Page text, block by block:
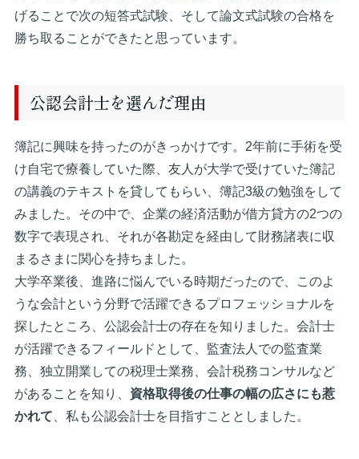
げることで次の短答式試験、そして論文式試験の合格を
勝ち取ることができたと思っています。
公認会計士を選んだ理由
簿記に興味を持ったのがきっかけです。2年前に手術を受
け自宅で療養していた際、友人が大学で受けていた簿記
の講義のテキストを貸してもらい、簿記3級の勉強をして
みました。その中で、企業の経済活動が借方貸方の2つの
数字で表現され、それが各勘定を経由して財務諸表に収
まるさまに関心を持ちました。
大学卒業後、進路に悩んでいる時期だったので、このよ
うな会計という分野で活躍できるプロフェッショナルを
探したところ、公認会計士の存在を知りました。会計士
が活躍できるフィールドとして、監査法人での監査業
務、独立開業しての税理士業務、会計税務コンサルなど
があることを知り、 資格取得後の仕事の幅の広さにも惹
かれて 、私も公認会計士を目指すこととしました。